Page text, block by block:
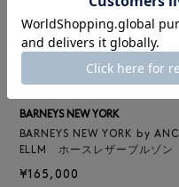
BARNEYS NEW YORK
BARNEYS NEW YORK by ANC
ELLM ホースレザーブルゾン
¥165,000